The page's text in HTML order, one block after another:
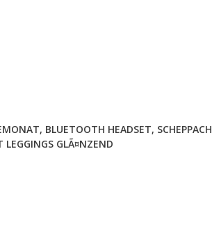
, BLUETOOTH HEADSET, SCHEPPACH
LEGGINGS GLÃ¤NZEND